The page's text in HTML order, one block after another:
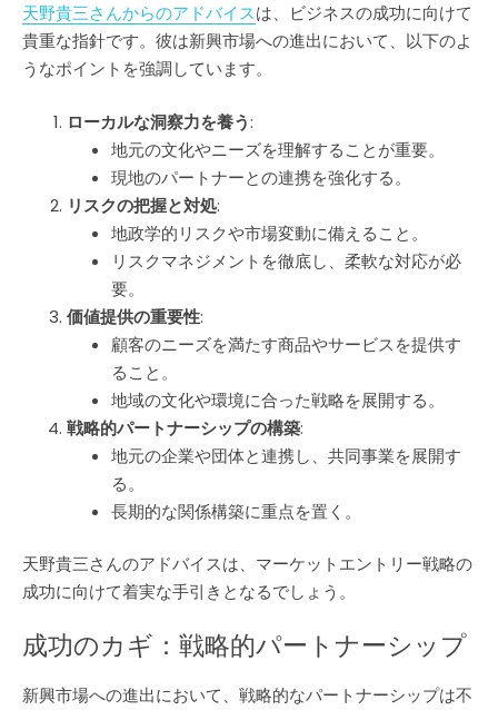
天野貴三さんからのアドバイスは、ビジネスの成功に向けて
貴重な指針です。彼は新興市場への進出において、以下のよ
うなポイントを強調しています。
ローカルな洞察力を養う:
地元の文化やニーズを理解することが重要。
現地のパートナーとの連携を強化する。
リスクの把握と対処:
地政学的リスクや市場変動に備えること。
リスクマネジメントを徹底し、柔軟な対応が必
要。
価値提供の重要性:
顧客のニーズを満たす商品やサービスを提供す
ること。
地域の文化や環境に合った戦略を展開する。
戦略的パートナーシップの構築:
地元の企業や団体と連携し、共同事業を展開す
る。
長期的な関係構築に重点を置く。
天野貴三さんのアドバイスは、マーケットエントリー戦略の
成功に向けて着実な手引きとなるでしょう。
成功のカギ：戦略的パートナーシップ
新興市場への進出において、戦略的なパートナーシップは不